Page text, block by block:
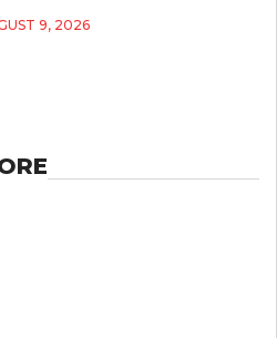
9, 2026